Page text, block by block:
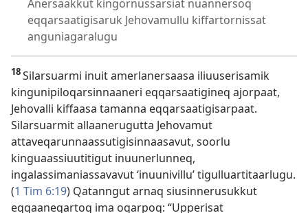
Anersaakkut kingornussarsiat nuannersoq
eqqarsaatigisaruk Jehovamullu kiffartornissat
anguniagaralugu
18Silarsuarmi inuit amerlanersaasa iliuuserisamik
kingunipiloqarsinnaaneri eqqarsaatigineq ajorpaat,
Jehovalli kiffaasa tamanna eqqarsaatigisarpaat.
Silarsuarmit allaanerugutta Jehovamut
attaveqarunnaassutigisinnaasavut, soorlu
kinguaassiuutitigut inuunerlunneq,
ingalassimaniassavavut ‘inuunivillu’ tigulluartitaarlugu.
(1 Tim 6:19) Qatanngut arnaq siusinnerusukkut
eqqaaneqartoq ima oqarpoq: “Upperisat